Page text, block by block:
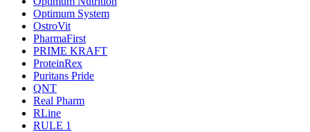
Optimum System
OstroVit
PharmaFirst
PRIME KRAFT
ProteinRex
Puritans Pride
QNT
Real Pharm
RLine
RULE 1